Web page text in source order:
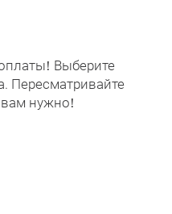
Выберите
Пересматривайте
вам нужно!